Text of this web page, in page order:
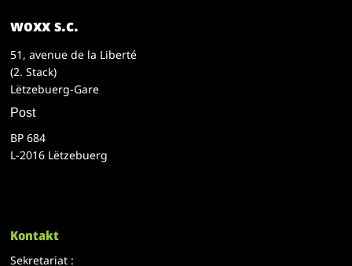
woxx s.c.
51, avenue de la Liberté
(2. Stack)
Lëtzebuerg-Gare
Post
BP 684
L-2016 Lëtzebuerg
Kontakt
Sekretariat :